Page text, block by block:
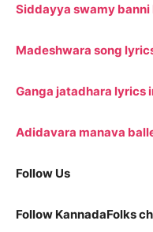
Siddayya swamy
Madeshwara song
Ganga jatadhara lyrics
Adidavara manava
Follow Us
Follow KannadaFolks